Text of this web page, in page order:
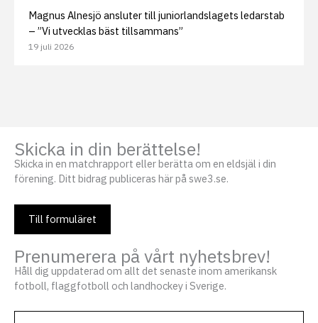
Magnus Alnesjö ansluter till juniorlandslagets ledarstab
– ”Vi utvecklas bäst tillsammans”
19 juli 2026
Skicka in din berättelse!
Skicka in en matchrapport eller berätta om en eldsjäl i din
förening. Ditt bidrag publiceras här på swe3.se.
Till formuläret
Prenumerera på vårt nyhetsbrev!
Håll dig uppdaterad om allt det senaste inom amerikansk
fotboll, flaggfotboll och landhockey i Sverige.